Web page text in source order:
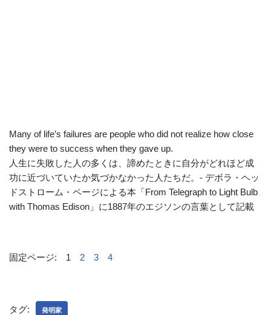
Many of life’s failures are people who did not realize how close
they were to success when they gave up.
人生に失敗した人の多くは、諦めたときに自分がどれほど成
功に近づいていたか気づかなかった人たちだ。- デボラ・ヘッ
ドストローム・ページによる本「From Telegraph to Light Bulb
with Thomas Edison」に1887年のエジソンの言葉として記載
固定ページ: 1 2 3 4
タグ: 発明家